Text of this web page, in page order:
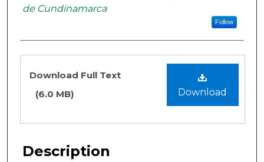
de Cundinamarca
Follow
Download
Download Full Text
(6.0 MB)
Description